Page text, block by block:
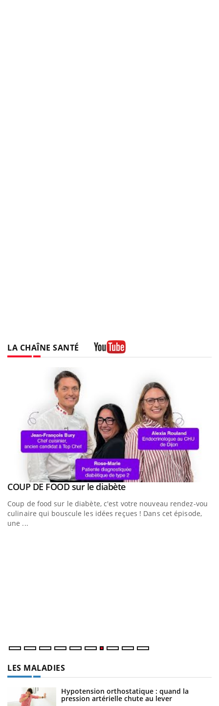
LA CHAÎNE SANTÉ
Youtube
COUP DE FOOD sur le diabèteYoutube
Coup de food sur le diabète, c'est votre nouveau rendez-vous
culinaire qui bouscule les idées reçues ! Dans cet épisode,
une ...
LES MALADIES
Hypotension orthostatique : quand la
pression artérielle chute au lever